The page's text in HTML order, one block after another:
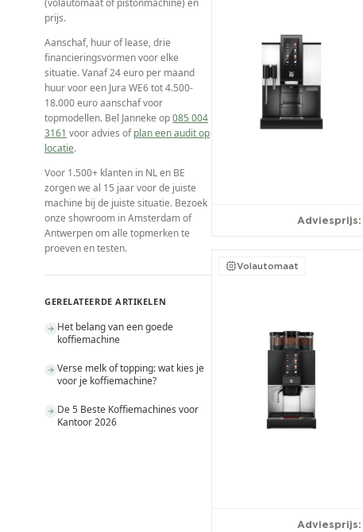
(volautomaat of pistonmachine) en
prijs.
Aanschaf, huur of lease, drie
financieringsvormen voor elke
situatie. Vanaf 24 euro per maand
huur voor een Jura WE6 tot 4.500-
18.000 euro aanschaf voor
topmodellen. Bel Janneke op085 004
3161 voor advies ofplan een audit op
locatie.
Voor 1.500+ klanten in NL en BE
zorgen we al 15 jaar voor de juiste
machine bij de juiste situatie. Bezoek
onze showroom in Amsterdam of
Antwerpen om alle topmerken te
proeven en testen.
GERELATEERDE ARTIKELEN
Het belang van een goede
koffiemachine
Verse melk of topping: wat kies je
voor je koffiemachine?
De 5 Beste Koffiemachines voor
Kantoor 2026
Adviesprijs:
Volautomaat
Adviesprijs: